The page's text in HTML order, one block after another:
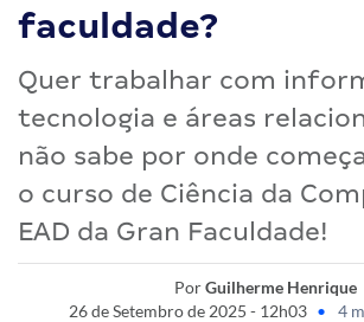
faculdade?
Quer trabalhar com
tecnologia e áreas
não sabe por onde
o curso de Ciência da
EAD da Gran Faculdade!
PorGuilherme Henrique
26 de Setembro de 2025 - 12h03 • 4